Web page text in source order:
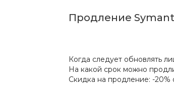
Продление
Когда следует обновлять
На какой срок можно
Скидка на продление: -20%